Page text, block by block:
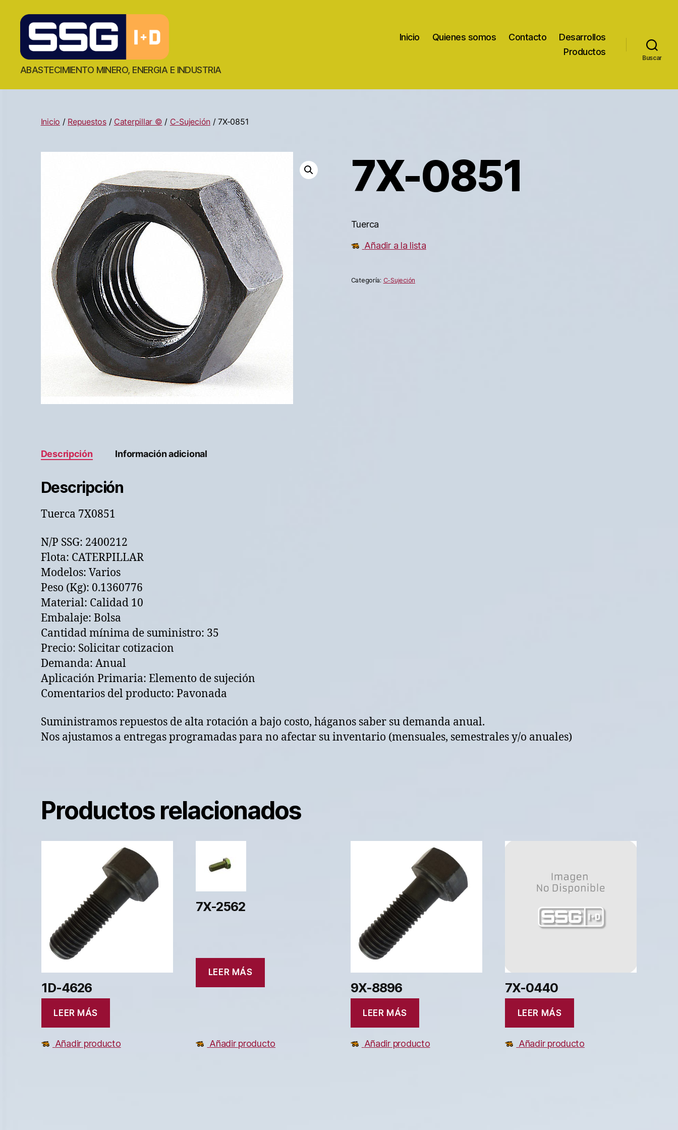
ABASTECIMIENTO MINERO, ENERGIA E INDUSTRIA
Inicio Quienes somos Contacto
Desarrollos
Productos
Buscar
Inicio / Repuestos/ Caterpillar © / C-Sujeción / 7X-0851
7X-0851
Tuerca
Añadir a la lista
Categoría: C-Sujeción
Descripción Información adicional
Descripción
Tuerca 7X0851
N/P SSG: 2400212
Flota: CATERPILLAR
Modelos: Varios
Peso (Kg): 0.1360776
Material: Calidad 10
Embalaje: Bolsa
Cantidad mínima de suministro: 35
Precio: Solicitar cotizacion
Demanda: Anual
Aplicación Primaria: Elemento de sujeción
Comentarios del producto: Pavonada
Suministramos repuestos de alta rotación a bajo costo, háganos saber su demanda anual.
Nos ajustamos a entregas programadas para no afectar su inventario (mensuales, semestrales y/o anuales)
Productos relacionados
1D-4626
LEER MÁS
Añadir producto
7X-2562
LEER MÁS
Añadir producto
9X-8896
LEER MÁS
Añadir producto
7X-0440
LEER MÁS
Añadir producto